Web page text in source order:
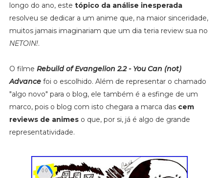
longo do ano, este tópico da análise inesperada
resolveu se dedicar a um anime que, na maior sinceridade,
muitos jamais imaginariam que um dia teria review sua no
NETOIN!.
O filme Rebuild of Evangelion 2.2 - You Can (not)
Advancefoi o escolhido. Além de representar o chamado
"algo novo" para o blog, ele também é a esfinge de um
marco, pois o blog com isto chegara a marca das cem
reviews de animeso que, por si, já é algo de grande
representatividade.